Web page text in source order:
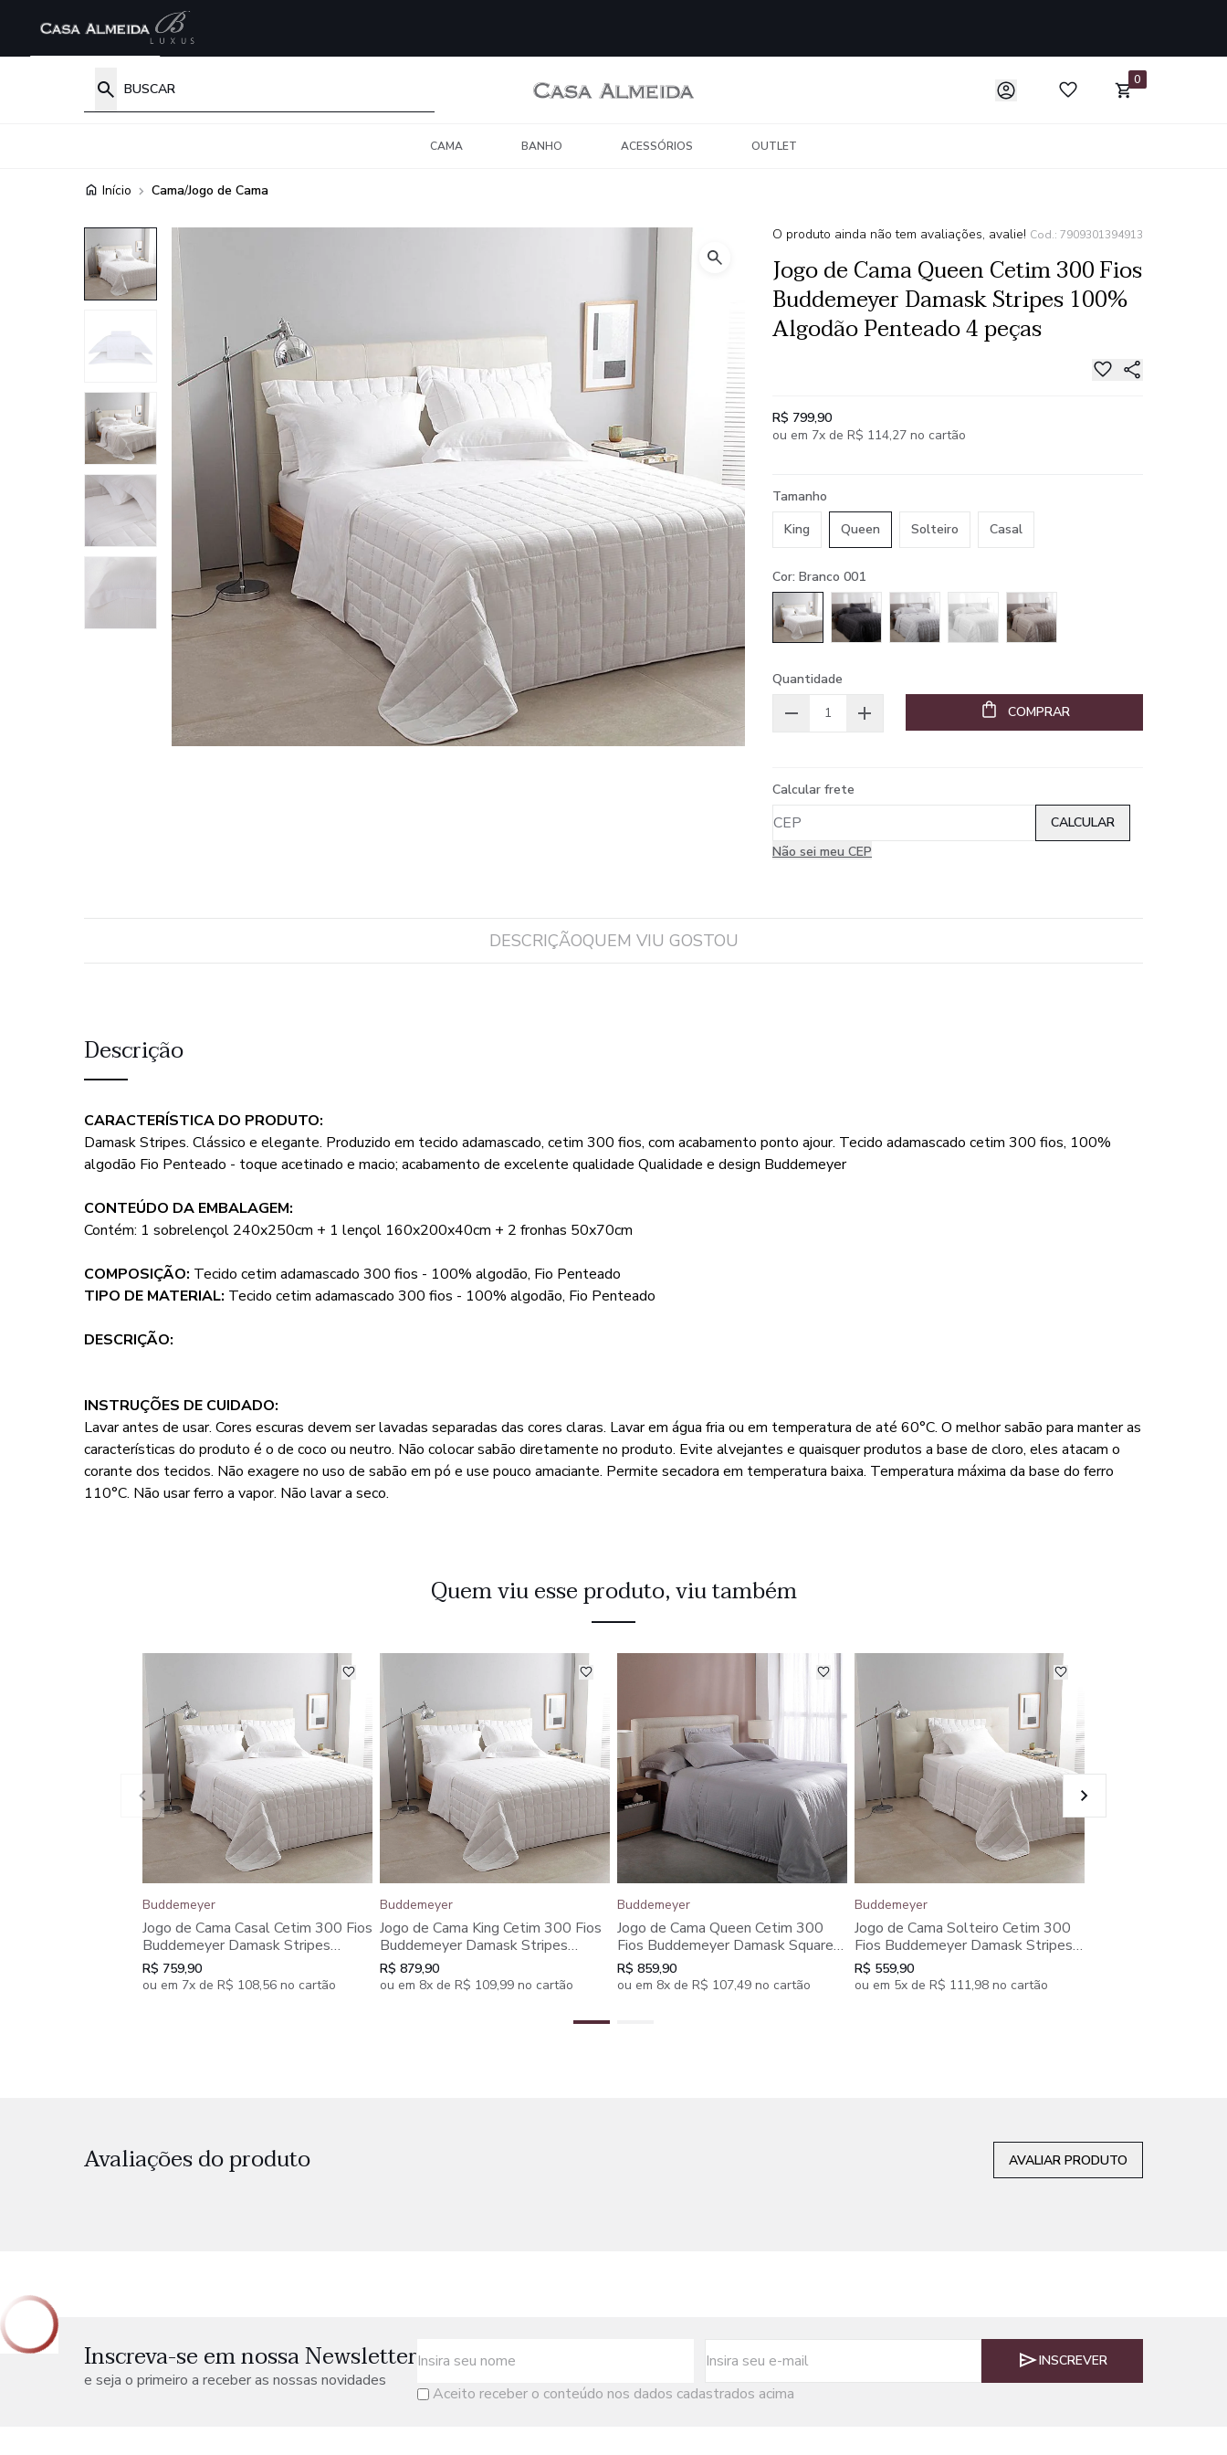
0
CAMA BANHO ACESSÓRIOS OUTLET
Início Cama/Jogo de Cama
O produto ainda não tem avaliações, avalie! Cod.: 7909301394913
Jogo de Cama Queen Cetim 300 Fios
Buddemeyer Damask Stripes 100%
Algodão Penteado 4 peças
R$ 799,90
ou em 7x de R$ 114,27 no cartão
Tamanho
King
Queen Solteiro Casal
Cor: Branco 001
Quantidade
COMPRAR
Calcular frete
Não sei meu CEP
DESCRIÇÃOQUEM VIU GOSTOU
Descrição
CARACTERÍSTICA DO PRODUTO:
Damask Stripes. Clássico e elegante. Produzido em tecido adamascado, cetim 300 fios, com acabamento ponto ajour. Tecido adamascado cetim 300 fios, 100%
algodão Fio Penteado - toque acetinado e macio; acabamento de excelente qualidade Qualidade e design Buddemeyer
CONTEÚDO DA EMBALAGEM:
Contém: 1 sobrelençol 240x250cm + 1 lençol 160x200x40cm + 2 fronhas 50x70cm
COMPOSIÇÃO: Tecido cetim adamascado 300 fios - 100% algodão, Fio Penteado
TIPO DE MATERIAL: Tecido cetim adamascado 300 fios - 100% algodão, Fio Penteado
DESCRIÇÃO:
INSTRUÇÕES DE CUIDADO:
Lavar antes de usar. Cores escuras devem ser lavadas separadas das cores claras. Lavar em água fria ou em temperatura de até 60°C. O melhor sabão para manter as
características do produto é o de coco ou neutro. Não colocar sabão diretamente no produto. Evite alvejantes e quaisquer produtos a base de cloro, eles atacam o
corante dos tecidos. Não exagere no uso de sabão em pó e use pouco amaciante. Permite secadora em temperatura baixa. Temperatura máxima da base do ferro
110°C. Não usar ferro a vapor. Não lavar a seco.
Quem viu esse produto, viu também
Buddemeyer
Jogo de Cama Casal Cetim 300 Fios
Buddemeyer Damask Stripes
100% Algodão Penteado 4 peças
R$ 759,90
ou em 7x de R$ 108,56 no cartão
Buddemeyer
Jogo de Cama King Cetim 300 Fios
Buddemeyer Damask Stripes
100% Algodão Penteado 4 peças
R$ 879,90
ou em 8x de R$ 109,99 no cartão
Buddemeyer
Jogo de Cama Queen Cetim 300
Fios Buddemeyer Damask Square
100% Algodão Penteado 4 peças
R$ 859,90
ou em 8x de R$ 107,49 no cartão
Buddemeyer
Jogo de Cama Solteiro Cetim 300
Fios Buddemeyer Damask Stripes
100% Algodão Penteado 3 peças
R$ 559,90
ou em 5x de R$ 111,98 no cartão
Avaliações do produto AVALIAR PRODUTO
Inscreva-se em nossa Newsletter
e seja o primeiro a receber as nossas novidades
Aceito receber o conteúdo nos dados cadastrados acima
INSCREVER